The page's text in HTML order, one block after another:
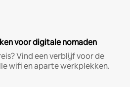
voor digitale nomaden
Vind een verblijf voor de
wifi en aparte werkplekken.